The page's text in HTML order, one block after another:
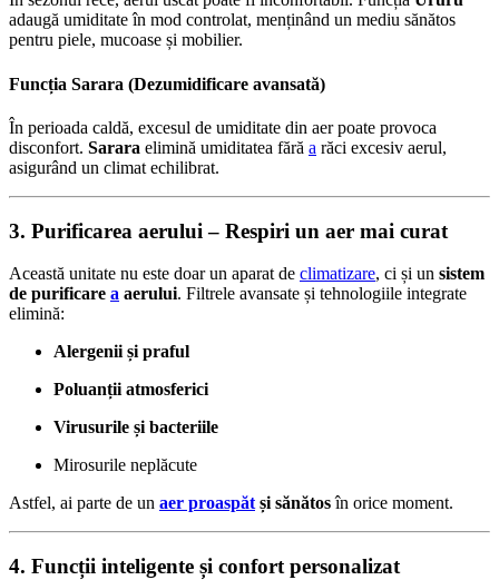
adaugă umiditate în mod controlat, menținând un mediu sănătos
pentru piele, mucoase și mobilier.
Funcția Sarara (Dezumidificare avansată)
În perioada caldă, excesul de umiditate din aer poate provoca
disconfort. Sarara elimină umiditatea fără a răci excesiv aerul,
asigurând un climat echilibrat.
3. Purificarea aerului – Respiri un aer mai curat
Această unitate nu este doar un aparat de climatizare, ci și un sistem
de purificare a aerului. Filtrele avansate și tehnologiile integrate
elimină:
Alergenii și praful
Poluanții atmosferici
Virusurile și bacteriile
Mirosurile neplăcute
Astfel, ai parte de un aer proaspăt și sănătosîn orice moment.
4. Funcții inteligente și confort personalizat